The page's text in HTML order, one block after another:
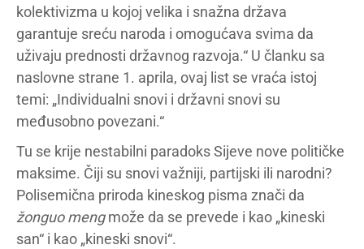
kolektivizma u kojoj velika i snažna država
garantuje sreću naroda i omogućava svima da
uživaju prednosti državnog razvoja.“ U članku sa
naslovne strane 1. aprila, ovaj list se vraća istoj
temi: „Individualni snovi i državni snovi su
međusobno povezani.“
Tu se krije nestabilni paradoks Sijeve nove političke
maksime. Čiji su snovi važniji, partijski ili narodni?
Polisemična priroda kineskog pisma znači da
žonguo mengmože da se prevede i kao „kineski
san“ i kao „kineski snovi“.